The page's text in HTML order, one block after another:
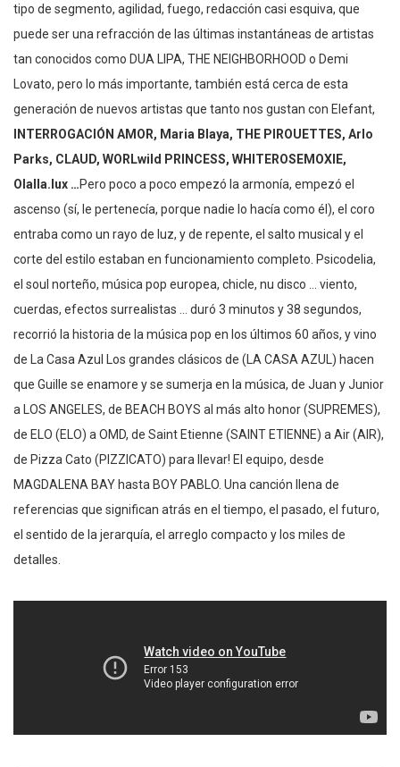
tipo de segmento, agilidad, fuego, redacción casi esquiva, que
puede ser una refracción de las últimas instantáneas de artistas
tan conocidos como DUA LIPA, THE NEIGHBORHOOD o Demi
Lovato, pero lo más importante, también está cerca de esta
generación de nuevos artistas que tanto nos gustan con Elefant,
INTERROGACIÓN AMOR, Maria Blaya, THE PIROUETTES, Arlo
Parks, CLAUD, WORLwild PRINCESS, WHITEROSEMOXIE,
Olalla.lux …Pero poco a poco empezó la armonía, empezó el
ascenso (sí, le pertenecía, porque nadie lo hacía como él), el coro
entraba como un rayo de luz, y de repente, el salto musical y el
corte del estilo estaban en funcionamiento completo. Psicodelia,
el soul norteño, música pop europea, chicle, nu disco … viento,
cuerdas, efectos surrealistas … duró 3 minutos y 38 segundos,
recorrió la historia de la música pop en los últimos 60 años, y vino
de La Casa Azul Los grandes clásicos de (LA CASA AZUL) hacen
que Guille se enamore y se sumerja en la música, de Juan y Junior
a LOS ANGELES, de BEACH BOYS al más alto honor (SUPREMES),
de ELO (ELO) a OMD, de Saint Etienne (SAINT ETIENNE) a Air (AIR),
de Pizza Cato (PIZZICATO) para llevar! El equipo, desde
MAGDALENA BAY hasta BOY PABLO. Una canción llena de
referencias que significan atrás en el tiempo, el pasado, el futuro,
el sentido de la jerarquía, el arreglo compacto y los miles de
detalles.